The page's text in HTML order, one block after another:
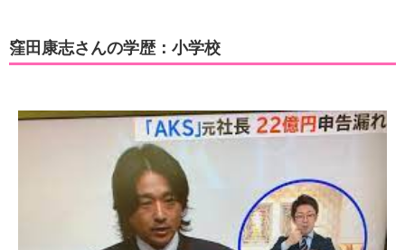
窪田康志さんの学歴：小学校